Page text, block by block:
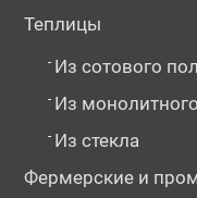
Теплицы
- Из сотового
- Из
- Из стекла
Фермерские и